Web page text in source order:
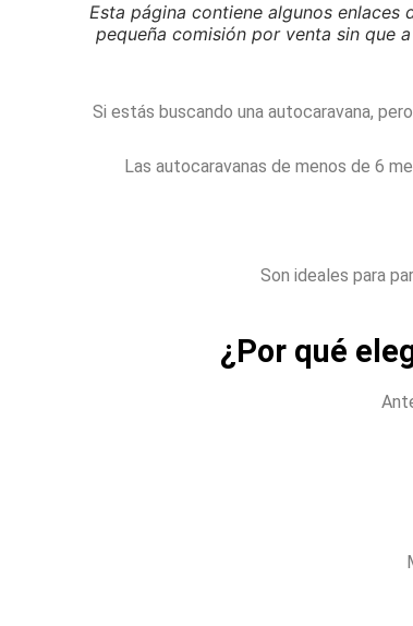
Esta página contiene algunos enlaces
pequeña comisión por venta sin que
Si estás buscando una autocaravana,
Las autocaravanas de menos de 6
Son ideales para
¿Por qué